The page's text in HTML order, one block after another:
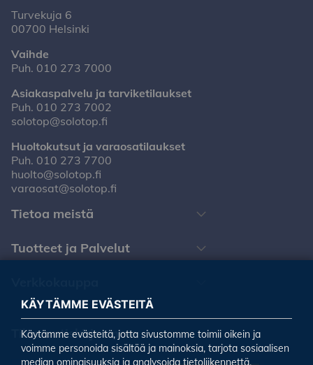
Turvekuja 6
00700 Helsinki
Vaihde
Puh. 010 273 7000
Asiakaspalvelu ja tarviketilaukset
Puh. 010 273 7002
solotop@solotop.fi
Huoltokutsut ja varaosatilaukset
Puh. 010 273 7700
huolto@solotop.fi
varaosat@solotop.fi
Tietoa meistä
Tuotteet ja Palvelut
Tilaa uutiskirjeemme
KÄYTÄMME EVÄSTEITÄ
Käytämme evästeitä, jotta sivustomme toimii oikein ja
voimme personoida sisältöä ja mainoksia, tarjota sosiaalisen
median ominaisuuksia ja analysoida tietoliikennettä.